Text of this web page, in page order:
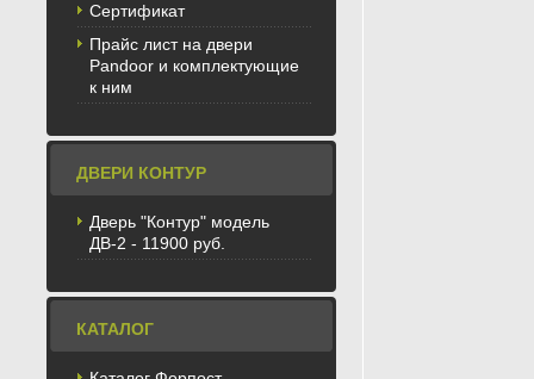
Сертификат
Прайс лист на двери
Pandoor и комплектующие
к ним
ДВЕРИ КОНТУР
Дверь "Контур" модель
ДВ-2 - 11900 руб.
КАТАЛОГ